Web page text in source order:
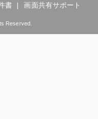
書 画面共有サポート
Reserved.